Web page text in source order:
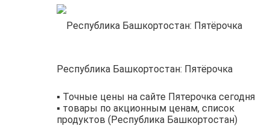
Республика Башкортостан: Пятёрочка
▪️ Точные цены на сайте Пятерочка сегодня
▪️ товары по акционным ценам, список
продуктов (Республика Башкортостан)